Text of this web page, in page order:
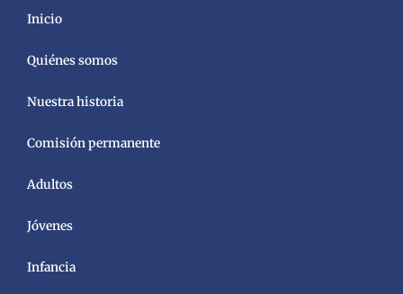
Inicio
Quiénes somos
Nuestra historia
Comisión permanente
Adultos
Jóvenes
Infancia